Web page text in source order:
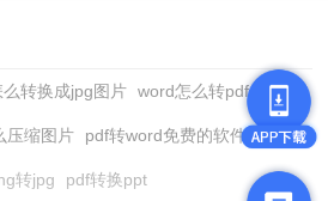
么转换成jpg图片 word怎么转pdf
压缩图片 pdf转word免费的软件
转jpg pdf转换ppt